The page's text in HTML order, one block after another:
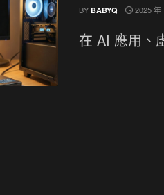
BY BABYQ 2025 年
在 AI 應用、